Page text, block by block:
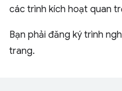
các trình kích hoạt quan
Bạn phải đăng ký trình
trang.